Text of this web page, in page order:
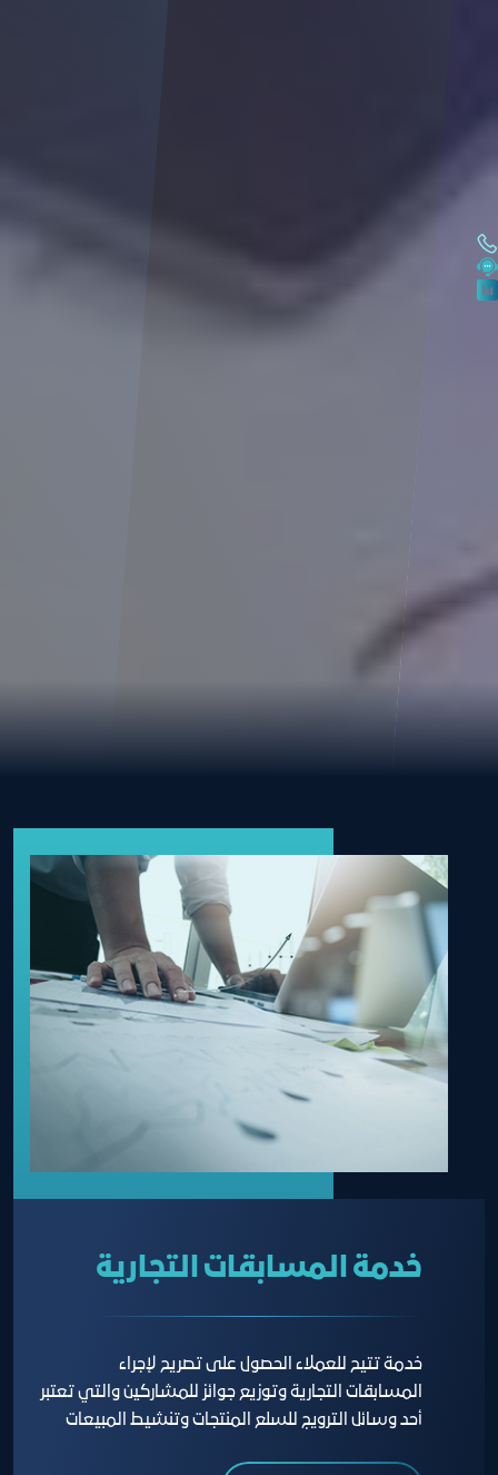
خدمة المسابقات التجارية
خدمة تتيح للعملاء الحصول على تصريح لإجراء
المسابقات التجارية وتوزيع جوائز للمشاركين والتي تعتبر
أحد وسائل الترويج للسلع المنتجات وتنشيط المبيعات